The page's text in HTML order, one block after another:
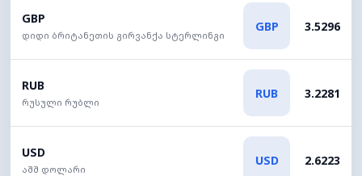
GBP
დიდი ბრიტანეთის გირვანქა სტერლინგი
GBP 3.5296
RUB
რუსული რუბლი
RUB 3.2281
USD
აშშ დოლარი
USD 2.6223